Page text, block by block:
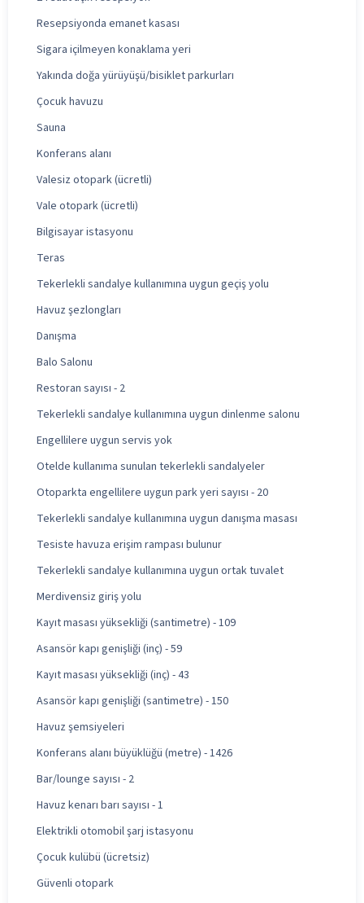
Resepsiyonda emanet kasası
Sigara içilmeyen konaklama yeri
Yakında doğa yürüyüşü/bisiklet parkurları
Çocuk havuzu
Sauna
Konferans alanı
Valesiz otopark (ücretli)
Vale otopark (ücretli)
Bilgisayar istasyonu
Teras
Tekerlekli sandalye kullanımına uygun geçiş yolu
Havuz şezlongları
Danışma
Balo Salonu
Restoran sayısı - 2
Tekerlekli sandalye kullanımına uygun dinlenme salonu
Engellilere uygun servis yok
Otelde kullanıma sunulan tekerlekli sandalyeler
Otoparkta engellilere uygun park yeri sayısı - 20
Tekerlekli sandalye kullanımına uygun danışma masası
Tesiste havuza erişim rampası bulunur
Tekerlekli sandalye kullanımına uygun ortak tuvalet
Merdivensiz giriş yolu
Kayıt masası yüksekliği (santimetre) - 109
Asansör kapı genişliği (inç) - 59
Kayıt masası yüksekliği (inç) - 43
Asansör kapı genişliği (santimetre) - 150
Havuz şemsiyeleri
Konferans alanı büyüklüğü (metre) - 1426
Bar/lounge sayısı - 2
Havuz kenarı barı sayısı - 1
Elektrikli otomobil şarj istasyonu
Çocuk kulübü (ücretsiz)
Güvenli otopark